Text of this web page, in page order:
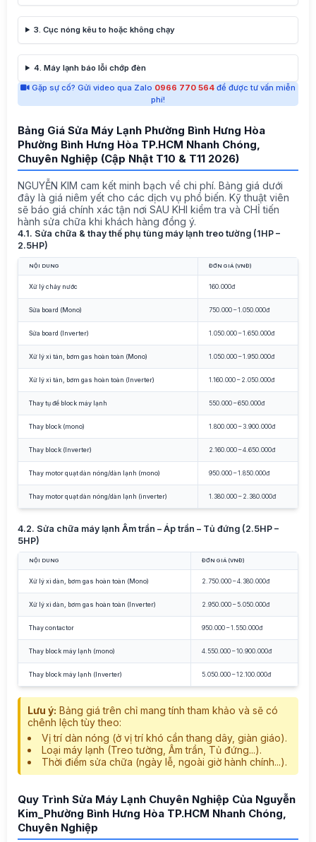
3. Cục nóng kêu to hoặc không chạy
4. Máy lạnh báo lỗi chớp đèn
Gặp sự cố? Gửi video qua Zalo 0966 770 564 để được tư vấn miễn
phí!
Bảng Giá Sửa Máy Lạnh Phường Bình Hưng Hòa
Phường Bình Hưng Hòa TP.HCM Nhanh Chóng,
Chuyên Nghiệp (Cập Nhật T10 & T11 2026)
NGUYỄN KIM cam kết minh bạch về chi phí. Bảng giá dưới
đây là giá niêm yết cho các dịch vụ phổ biến. Kỹ thuật viên
sẽ báo giá chính xác tận nơi SAU KHI kiểm tra và CHỈ tiến
hành sửa chữa khi khách hàng đồng ý.
4.1. Sửa chữa & thay thế phụ tùng máy lạnh treo tường (1HP –
2.5HP)
NỘI DUNG ĐƠN GIÁ (VNĐ)
Xử lý chảy nước 160.000đ
Sửa board (Mono) 750.000 – 1.050.000đ
Sửa board (Inverter) 1.050.000 – 1.650.000đ
Xử lý xì tán, bơm gas hoàn toàn (Mono) 1.050.000 – 1.950.000đ
Xử lý xì tán, bơm gas hoàn toàn (Inverter) 1.160.000 – 2.050.000đ
Thay tụ đề block máy lạnh 550.000 – 650.000đ
Thay block (mono) 1.800.000 – 3.900.000đ
Thay block (Inverter) 2.160.000 – 4.650.000đ
Thay motor quạt dàn nóng/dàn lạnh (mono) 950.000 – 1.850.000đ
Thay motor quạt dàn nóng/dàn lạnh (inverter) 1.380.000 – 2.380.000đ
4.2. Sửa chữa máy lạnh Âm trần – Áp trần – Tủ đứng (2.5HP –
5HP)
NỘI DUNG ĐƠN GIÁ (VNĐ)
Xử lý xì dàn, bơm gas hoàn toàn (Mono) 2.750.000 – 4.380.000đ
Xử lý xì dàn, bơm gas hoàn toàn (Inverter) 2.950.000 – 5.050.000đ
Thay contactor 950.000 – 1.550.000đ
Thay block máy lạnh (mono) 4.550.000 – 10.900.000đ
Thay block máy lạnh (Inverter) 5.050.000 – 12.100.000đ
Lưu ý: Bảng giá trên chỉ mang tính tham khảo và sẽ có
chênh lệch tùy theo:
Vị trí dàn nóng (ở vị trí khó cần thang dây, giàn giáo).
Loại máy lạnh (Treo tường, Âm trần, Tủ đứng...).
Thời điểm sửa chữa (ngày lễ, ngoài giờ hành chính...).
Quy Trình Sửa Máy Lạnh Chuyên Nghiệp Của Nguyễn
Kim_Phường Bình Hưng Hòa TP.HCM Nhanh Chóng,
Chuyên Nghiệp